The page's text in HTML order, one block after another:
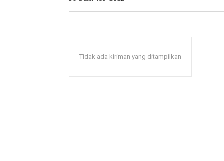
Tidak ada kiriman yang ditampilkan